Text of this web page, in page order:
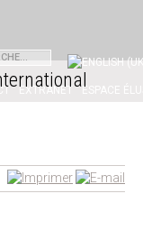
EXTRANET ESPACE ÉLUS